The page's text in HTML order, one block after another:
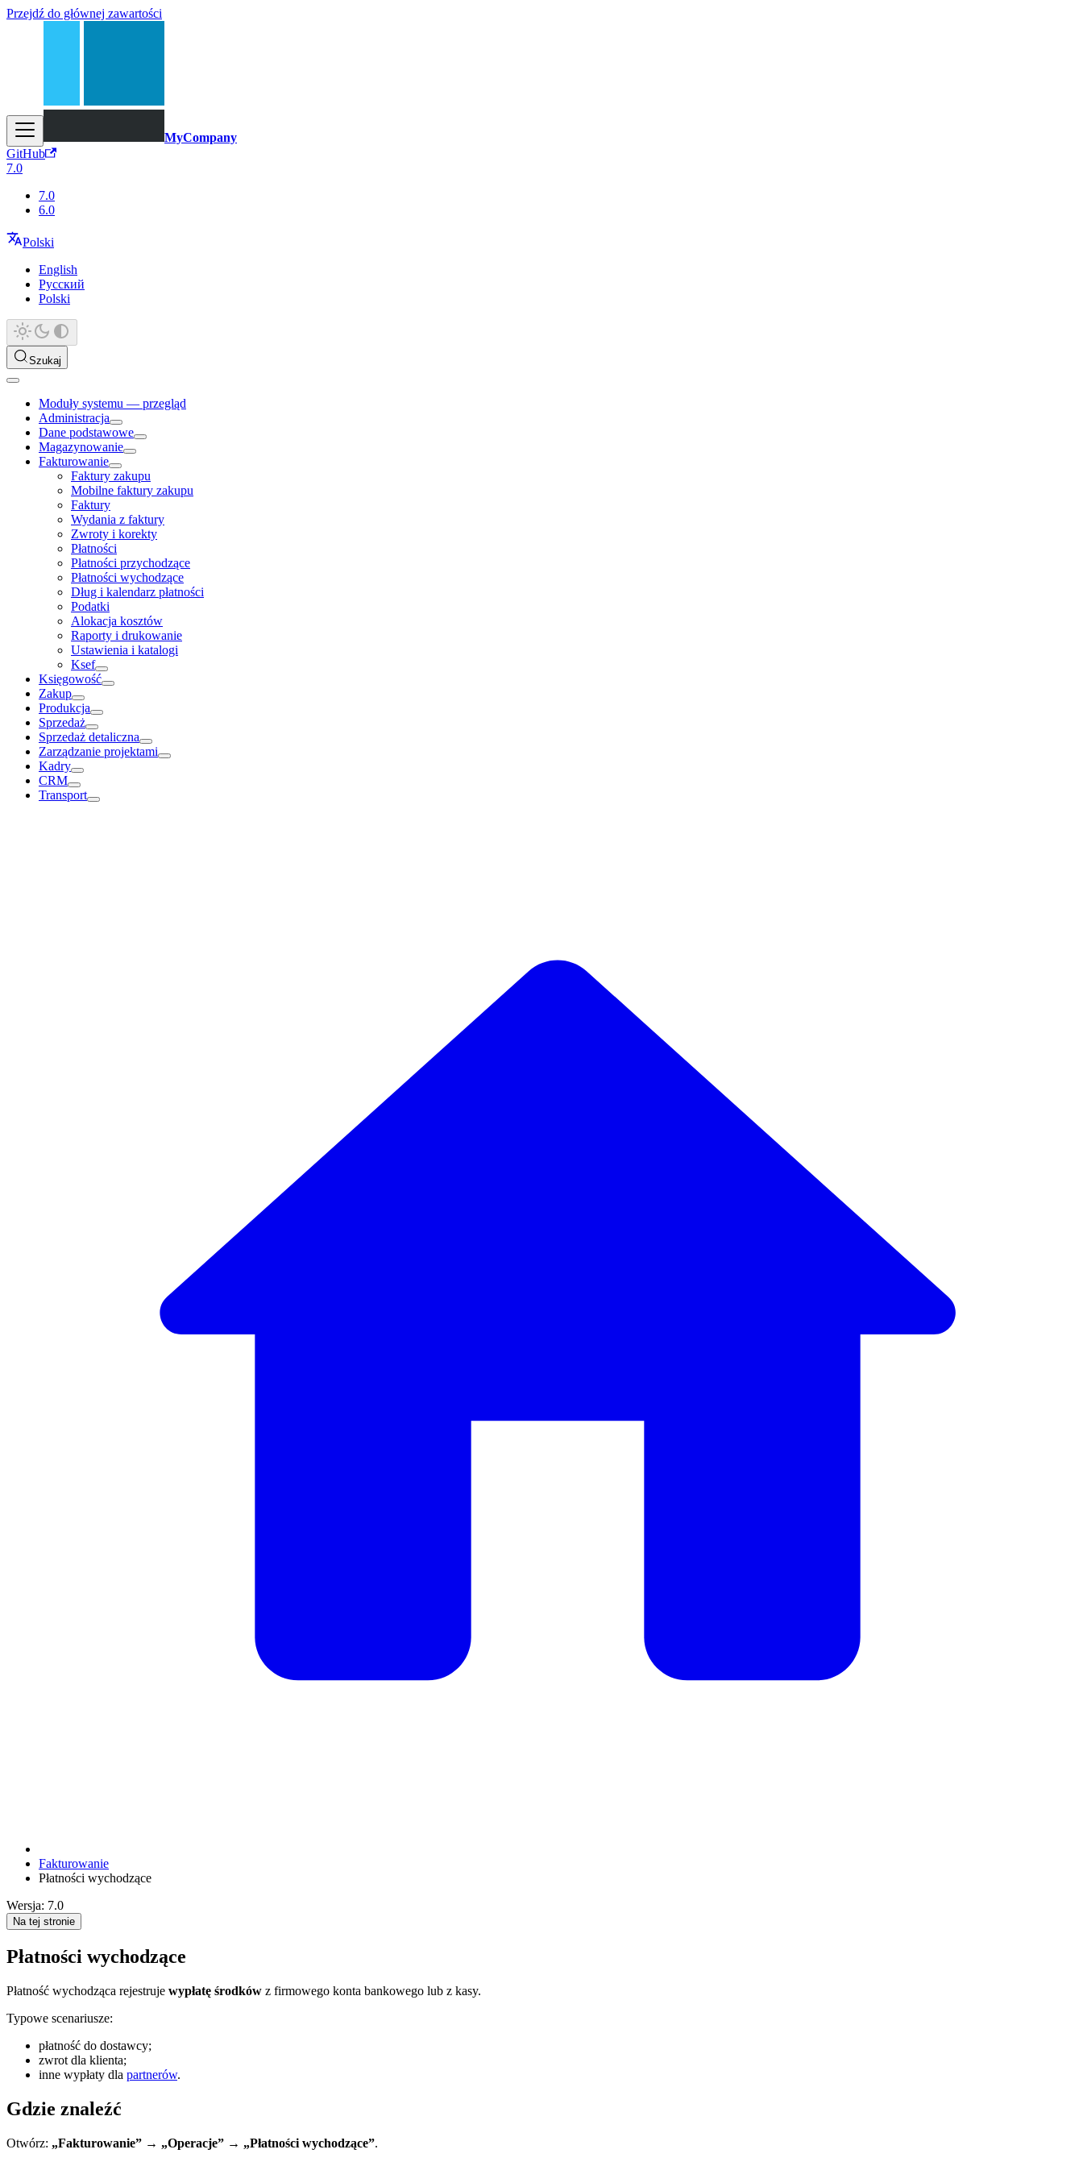
Przejdź do głównej zawartości
MyCompany
GitHub
7.0
7.0
6.0
Polski
English
Русский
Polski
Szukaj
Moduły systemu — przegląd
Administracja
Dane podstawowe
Magazynowanie
Fakturowanie
Faktury zakupu
Mobilne faktury zakupu
Faktury
Wydania z faktury
Zwroty i korekty
Płatności
Płatności przychodzące
Płatności wychodzące
Dług i kalendarz płatności
Podatki
Alokacja kosztów
Raporty i drukowanie
Ustawienia i katalogi
Ksef
Księgowość
Zakup
Produkcja
Sprzedaż
Sprzedaż detaliczna
Zarządzanie projektami
Kadry
CRM
Transport
Fakturowanie
Płatności wychodzące
Wersja: 7.0
Na tej stronie
Płatności wychodzące
Płatność wychodząca rejestruje wypłatę środków z firmowego konta bankowego lub z kasy.
Typowe scenariusze:
płatność do dostawcy;
zwrot dla klienta;
inne wypłaty dla partnerów.
Gdzie znaleźć
Otwórz: „Fakturowanie” → „Operacje” → „Płatności wychodzące”.